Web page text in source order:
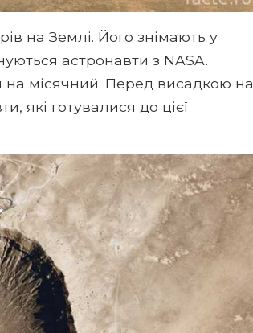
на Землі. Його знімають у
астронавти з NASA.
місячний. Перед висадкою на
які готувалися до цієї